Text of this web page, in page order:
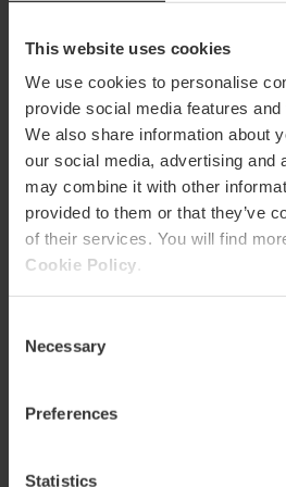
This website uses cookies
We use cookies to personalise
provide social media features
We also share information about
our social media, advertising and
may combine it with other
provided to them or that they’ve
of their services. You will find
Cookie Policy
Selection
Necessary
Preferences
Statistics
dello
Ciutat
de
València
Flamenco
Duende
Flamenco
dal
vivo
al
Café
del
Duende
Itinerari
Itinerari
guidati
per
scoprire
Partite di
pilota
Trinquet